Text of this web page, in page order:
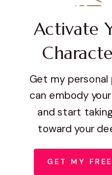
Activate
Get my
can embody
and start
toward your
GET MY